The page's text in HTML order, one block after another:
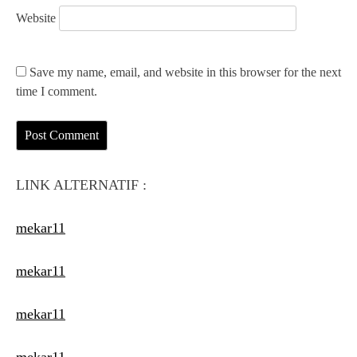
Website
Save my name, email, and website in this browser for the next
time I comment.
LINK ALTERNATIF :
mekar11
mekar11
mekar11